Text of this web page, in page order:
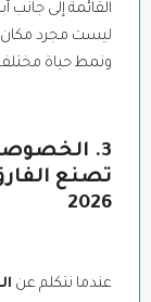
القائمة إلى جانب
ليست مجرد مكان
ونمط حياة مختلف
3.
تصنع
2026
عندما نتكلم عن